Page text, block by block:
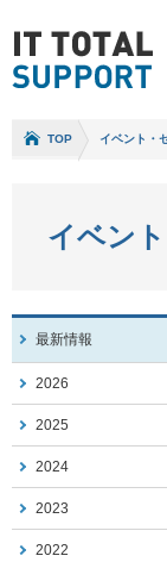
TOP イベント・
イベン
最新情報
2026
2025
2024
2023
2022